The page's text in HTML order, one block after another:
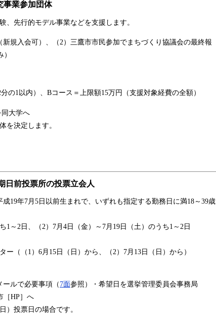
事業参加団体
先行的モデル事業などを支援します。
規入会可）、（2）三鷹市市民参加でまちづくり協議会の最終報
の1以内）、Bコース＝上限額15万円（支援対象経費の全額）
同大学へ
を決定します。
日前投票所の投票立会人
19年7月5日以前生まれで、いずれも指定する勤務日に満18～39歳
～2日、（2）7月4日（金）～7月19日（土）のうち1～2日
（（1）6月15日（日）から、（2）7月13日（日）から）
ールで必要事項（7面参照）・希望日を選挙管理委員会事務局
［HP］へ
）投票日の場合です。